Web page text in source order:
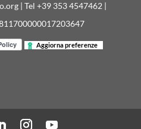
| Tel +39 353 4547462 |
Aggiorna preferenze